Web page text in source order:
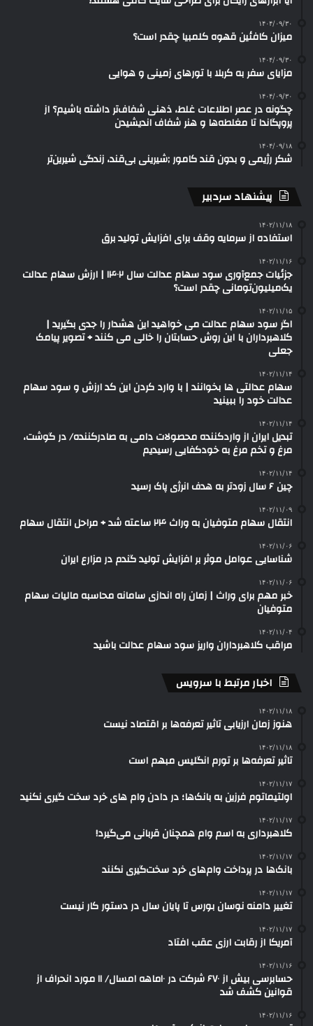
۱۴۰۴/۰۹/۳۰
میزان کافئین قهوه کلمبیا چقدر است؟
۱۴۰۴/۰۹/۳۰
مزایای سفر به کربلا با تورهای زمینی و هوایی
۱۴۰۴/۰۹/۳۰
چگونه در عصر اطلاعات غلط، ذهنی شفاف‌تر داشته باشیم؟ از
پروپگاندا تا مغلطه‌ها و هنر شفاف اندیشیدن
۱۴۰۴/۰۹/۱۸
شکر رژیمی و بدون قند کامور ;شیرینی بی‌قند، زندگی شیرین‌تر
پیشنهاد سردبیر
۱۴۰۲/۱۱/۱۸
استفاده از سرمایه وقف برای افزایش تولید برق
۱۴۰۲/۱۱/۱۶
جزئیات جمع‌آوری سود سهام عدالت سال ۱۴۰۲ | ارزش سهام عدالت
یک‌میلیون‌تومانی چقدر است؟
۱۴۰۲/۱۱/۱۵
اگر سود سهام عدالت می خواهید این هشدار را جدی بگیرید |
کلاهبرداران با این روش حسابتان را خالی می کنند + تصویر پیامک
جعلی
۱۴۰۲/۱۱/۱۴
سهام عدالتی ها بخوانند | با وارد کردن این کد ارزش و سود سهام
عدالت خود را ببینید
۱۴۰۲/۱۱/۱۴
تبدیل ایران از واردکننده محصولات دامی به صادرکننده/ در گوشت،
مرغ و تخم مرغ به خودکفایی رسیدیم
۱۴۰۲/۱۱/۱۴
چین ۶ سال زودتر به هدف انرژی پاک رسید
۱۴۰۲/۱۱/۰۹
انتقال سهام متوفیان به وراث ۲۴ ساعته شد + مراحل انتقال سهام
۱۴۰۲/۱۱/۰۶
شناسایی عوامل موثر بر افزایش تولید گندم در مزارع ایران
۱۴۰۲/۱۱/۰۶
خبر مهم برای وراث | زمان راه اندازی سامانه محاسبه مالیات سهام
متوفیان
۱۴۰۲/۱۱/۰۴
مراقب کلاهبرداران واریز سود سهام عدالت باشید
اخبار مرتبط با سرویس
۱۴۰۲/۱۱/۱۸
هنوز زمان ارزیابی تاثیر تعرفه‌ها بر اقتصاد نیست
۱۴۰۲/۱۱/۱۸
تاثیر تعرفه‎‌ها بر تورم انگلیس مبهم است
۱۴۰۲/۱۱/۱۷
اولتیماتوم فرزین به بانک‌ها؛ در دادن وام های خرد سخت گیری نکنید
۱۴۰۲/۱۱/۱۷
کلاهبرداری به اسم وام‌ همچنان قربانی می‌گیرد!
۱۴۰۲/۱۱/۱۷
بانک‌ها در پرداخت وام‌های خرد سخت‌گیری نکنند
۱۴۰۲/۱۱/۱۷
تغییر دامنه نوسان بورس تا پایان سال در دستور کار نیست
۱۴۰۲/۱۱/۱۷
آمریکا از رقابت ارزی عقب افتاد
۱۴۰۲/۱۱/۱۶
حسابرسی بیش از ۶۷۰ شرکت در ۱۰ماهه امسال/ ۱۱ مورد انحراف از
قوانین کشف شد
۱۴۰۲/۱۱/۱۶